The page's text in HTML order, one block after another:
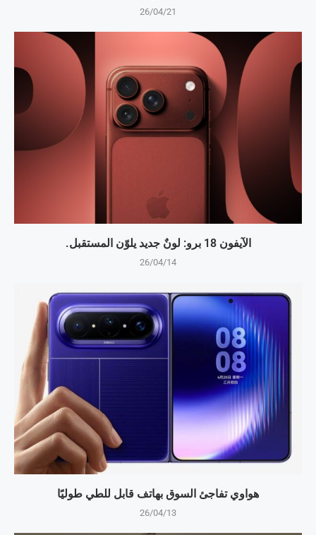
26/04/21
الآيفون 18 برو: لونٌ جديد يلوّن المستقبل.
26/04/14
هواوي تفاجئ السوق بهاتف قابل للطي طوليًا
26/04/13